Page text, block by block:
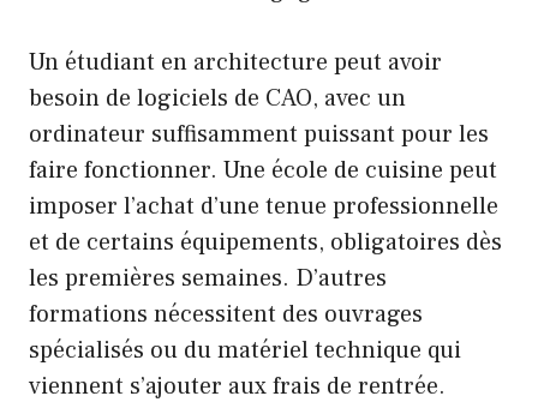
Un étudiant en architecture peut avoir
besoin de logiciels de CAO, avec un
ordinateur suffisamment puissant pour les
faire fonctionner. Une école de cuisine peut
imposer l’achat d’une tenue professionnelle
et de certains équipements, obligatoires dès
les premières semaines. D’autres
formations nécessitent des ouvrages
spécialisés ou du matériel technique qui
viennent s’ajouter aux frais de rentrée.